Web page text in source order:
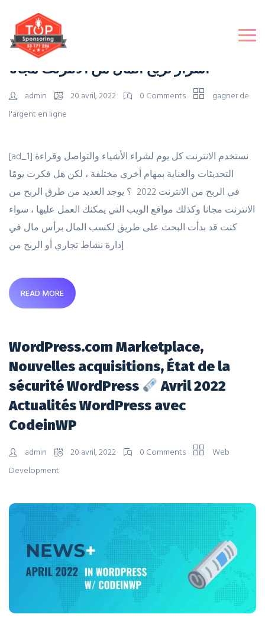
اسرار لربح المال من الانترنت مجانا
admin 20 avril, 2022 0 Comments
gagner de
l'argent en ligne
[ad_1] نستخدم الانترنت كل يوم لشراء الأشياء والتواصل وقراءة
التحديثات والعناية بمهام أخرى مختلفة ، لكن هل فكرت يومًا
في الربح من الانترنت 2022 ؟ يوجد العديد من طرق الربح من
الانترنت مجانا وكذلك مواقع الويب التي يمكنك العمل عليها ، سواء
كنت قد بدأت البحث على طريق لكسب المال برأس مال في
إدارة نشاط تجاري أو الربح من
READ MORE
WordPress.com Marketplace,
Nouvelles acquisitions, État de la
sécurité WordPress
Avril 2022
Actualités WordPress avec
CodeinWP
admin 20 avril, 2022 0 Comments
Web
Development